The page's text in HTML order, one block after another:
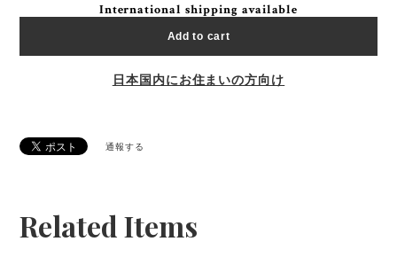
International shipping available
Add to cart
日本国内にお住まいの方向け
通報する
Related Items